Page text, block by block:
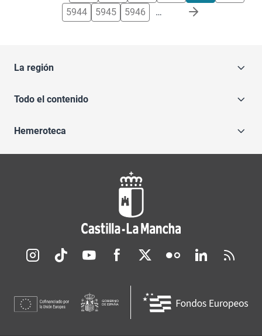
5944
5945 5946 …
La región
Todo el contenido
Hemeroteca
Redes sociales JCCM